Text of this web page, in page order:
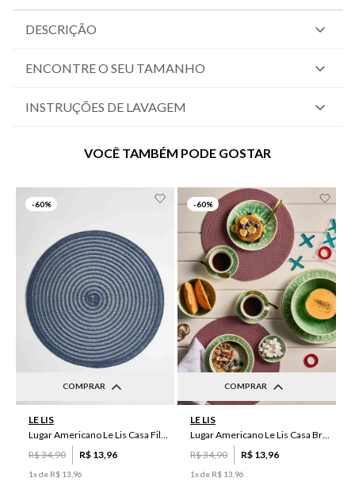
DESCRIÇÃO
ENCONTRE O SEU TAMANHO
INSTRUÇÕES DE LAVAGEM
VOCÊ TAMBÉM PODE GOSTAR
-60%
COMPRAR
LE LIS
Lugar Americano Le Lis Casa Filipa
R$34,90 R$ 13 96
1x de R$ 13 96
-60%
COMPRAR
LE LIS
Lugar Americano Le Lis Casa Brenda
R$34,90 R$ 13 96
1x de R$ 13 96